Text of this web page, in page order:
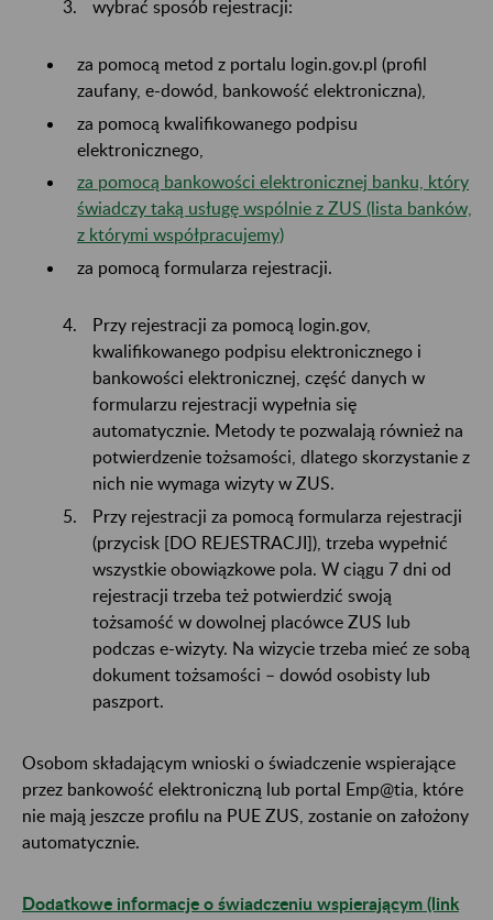
wybrać sposób rejestracji:
za pomocą metod z portalu login.gov.pl (profil
zaufany, e-dowód, bankowość elektroniczna),
za pomocą kwalifikowanego podpisu
elektronicznego,
za pomocą bankowości elektronicznej banku, który
świadczy taką usługę wspólnie z ZUS (lista banków,
z którymi współpracujemy)
za pomocą formularza rejestracji.
Przy rejestracji za pomocą login.gov,
kwalifikowanego podpisu elektronicznego i
bankowości elektronicznej, część danych w
formularzu rejestracji wypełnia się
automatycznie. Metody te pozwalają również na
potwierdzenie tożsamości, dlatego skorzystanie z
nich nie wymaga wizyty w ZUS.
Przy rejestracji za pomocą formularza rejestracji
(przycisk [DO REJESTRACJI]), trzeba wypełnić
wszystkie obowiązkowe pola. W ciągu 7 dni od
rejestracji trzeba też potwierdzić swoją
tożsamość w dowolnej placówce ZUS lub
podczas e-wizyty. Na wizycie trzeba mieć ze sobą
dokument tożsamości – dowód osobisty lub
paszport.
Osobom składającym wnioski o świadczenie wspierające
przez bankowość elektroniczną lub portal Emp@tia, które
nie mają jeszcze profilu na PUE ZUS, zostanie on założony
automatycznie.
Dodatkowe informacje o świadczeniu wspierającym (link